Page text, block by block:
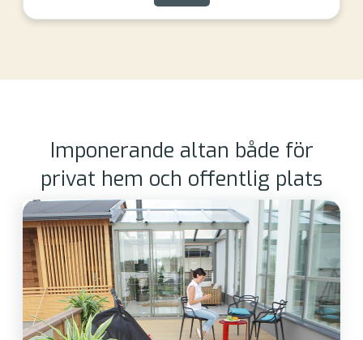
Imponerande altan både för
privat hem och offentlig plats